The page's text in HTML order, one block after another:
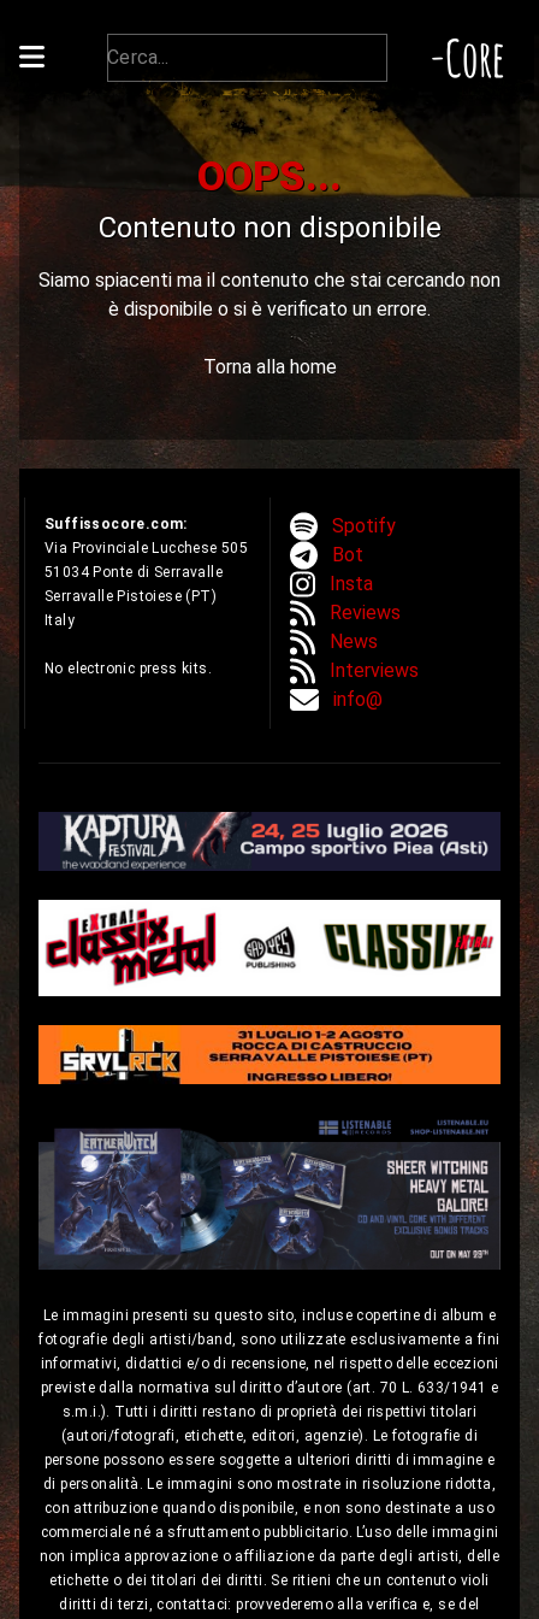
-Core
OOPS...
Contenuto non disponibile
Siamo spiacenti ma il contenuto che stai cercando non
è disponibile o si è verificato un errore.
Torna alla home
Suffissocore.com:
Via Provinciale Lucchese 505
51034 Ponte di Serravalle
Serravalle Pistoiese (PT)
Italy
No electronic press kits.
Spotify
Bot
Insta
Reviews
News
Interviews
info@
Le immagini presenti su questo sito, incluse copertine di album e
fotografie degli artisti/band, sono utilizzate esclusivamente a fini
informativi, didattici e/o di recensione, nel rispetto delle eccezioni
previste dalla normativa sul diritto d’autore (art. 70 L. 633/1941 e
s.m.i.). Tutti i diritti restano di proprietà dei rispettivi titolari
(autori/fotografi, etichette, editori, agenzie). Le fotografie di
persone possono essere soggette a ulteriori diritti di immagine e
di personalità. Le immagini sono mostrate in risoluzione ridotta,
con attribuzione quando disponibile, e non sono destinate a uso
commerciale né a sfruttamento pubblicitario. L’uso delle immagini
non implica approvazione o affiliazione da parte degli artisti, delle
etichette o dei titolari dei diritti. Se ritieni che un contenuto violi
diritti di terzi, contattaci: provvederemo alla verifica e, se del